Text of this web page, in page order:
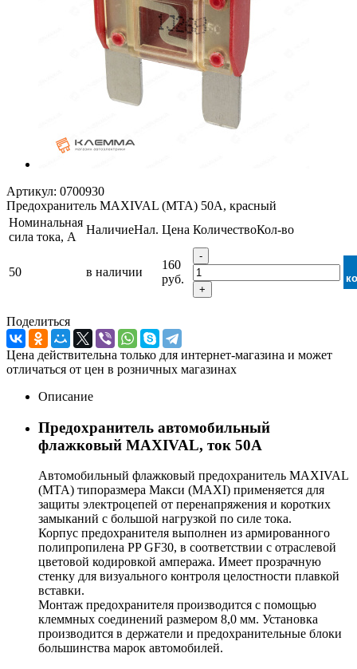
Артикул: 0700930
Предохранитель MAXIVAL (MTA) 50А, красный
Номинальная
сила тока, А
НаличиеНал. Цена КоличествоКол-во
50 в наличии
160
руб.
-
+
Поделиться
Цена действительна только для интернет-магазина и может
отличаться от цен в розничных магазинах
Описание
Предохранитель автомобильный
флажковый MAXIVAL, ток 50А
Автомобильный флажковый предохранитель MAXIVAL
(MTA) типоразмера Макси (MAXI) применяется для
защиты электроцепей от перенапряжения и коротких
замыканий c большой нагрузкой по силе тока.
Корпус предохранителя выполнен из армированного
полипропилена PP GF30, в соответствии с отраслевой
цветовой кодировкой ампеража. Имеет прозрачную
стенку для визуального контроля целостности плавкой
вставки.
Монтаж предохранителя производится с помощью
клеммных соединений размером 8,0 мм. Установка
производится в держатели и предохранительные блоки
большинства марок автомобилей.